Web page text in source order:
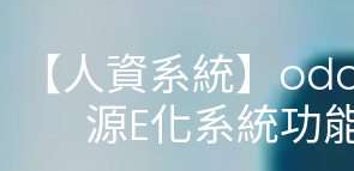
【人資系統】
源E化系統功